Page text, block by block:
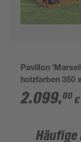
Pavillon
holzfarben 350
cm
2.099,00 €
Häufige